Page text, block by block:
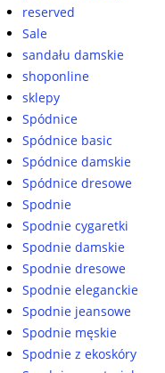
reserved
Sale
sandału damskie
shoponline
sklepy
Spódnice
Spódnice basic
Spódnice damskie
Spódnice dresowe
Spodnie
Spodnie cygaretki
Spodnie damskie
Spodnie dresowe
Spodnie eleganckie
Spodnie jeansowe
Spodnie męskie
Spodnie z ekoskóry